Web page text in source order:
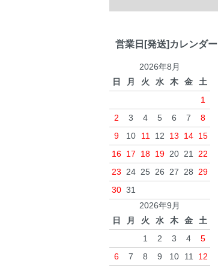
営業日[発送]カレンダー
2026年8月
日
月 火 水 木 金
土
1
2
3 4 5 6 7
8
9
10 11 12 13 14 15
16 17 18 19 20 21 22
23 24 25 26 27 28 29
30 31
2026年9月
日
月 火 水 木 金
土
1
2 3 4
5
6
7 8 9 10 11
12